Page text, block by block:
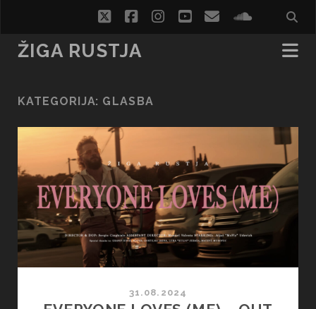
twitterfacebookinstagram
youtube
email
ŽIGA RUSTJA
KATEGORIJA: GLASBA
31.08.2024